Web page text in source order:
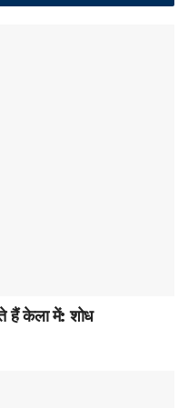
हैं केला में: शोध